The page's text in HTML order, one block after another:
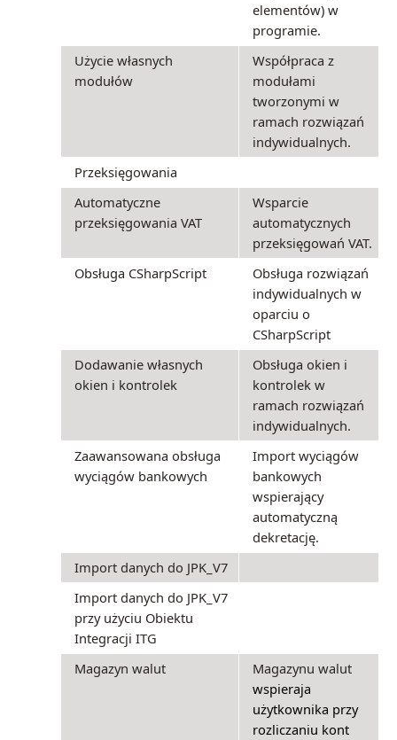
elementów) w
programie.
Użycie własnych
modułów
Współpraca z
modułami
tworzonymi w
ramach rozwiązań
indywidualnych.
Przeksięgowania
Automatyczne
przeksięgowania VAT
Wsparcie
automatycznych
przeksięgowań VAT.
Obsługa CSharpScript
Obsługa rozwiązań
indywidualnych w
oparciu o
CSharpScript
Dodawanie własnych
okien i kontrolek
Obsługa okien i
kontrolek w
ramach rozwiązań
indywidualnych.
Zaawansowana obsługa
wyciągów bankowych
Import wyciągów
bankowych
wspierający
automatyczną
dekretację.
Import danych do JPK_V7
Import danych do JPK_V7
przy użyciu Obiektu
Integracji ITG
Magazyn walut
Magazynu walut
wspieraja
użytkownika przy
rozliczaniu kont